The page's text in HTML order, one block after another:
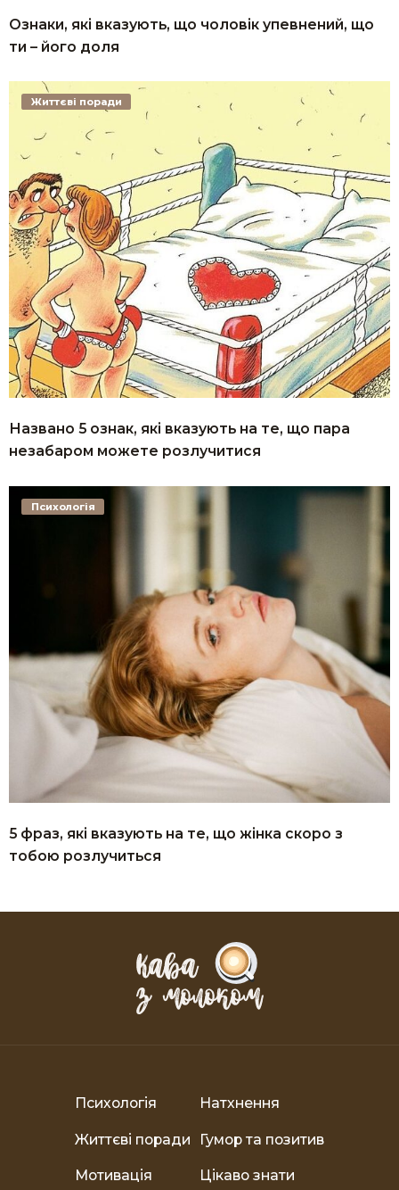
Ознаки, які вказують, що чоловік упевнений, що
ти – його доля
Названо 5 ознак, які вказують на те, що пара
незабаром можете розлучитися
Життєві поради
5 фраз, які вказують на те, що жінка скоро з
тобою розлучиться
Психологія
Психологія Натхнення
Життєві поради Гумор та позитив
Мотивація Цікаво знати